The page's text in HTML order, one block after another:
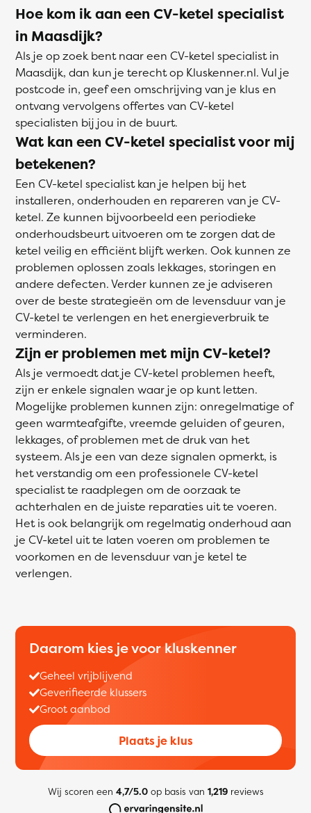
Hoe kom ik aan een CV-ketel specialist
in Maasdijk?
Als je op zoek bent naar een CV-ketel specialist in
Maasdijk, dan kun je terecht op Kluskenner.nl. Vul je
postcode in, geef een omschrijving van je klus en
ontvang vervolgens offertes van CV-ketel
specialisten bij jou in de buurt.
Wat kan een CV-ketel specialist voor mij
betekenen?
Een CV-ketel specialist kan je helpen bij het
installeren, onderhouden en repareren van je CV-
ketel. Ze kunnen bijvoorbeeld een periodieke
onderhoudsbeurt uitvoeren om te zorgen dat de
ketel veilig en efficiënt blijft werken. Ook kunnen ze
problemen oplossen zoals lekkages, storingen en
andere defecten. Verder kunnen ze je adviseren
over de beste strategieën om de levensduur van je
CV-ketel te verlengen en het energieverbruik te
verminderen.
Zijn er problemen met mijn CV-ketel?
Als je vermoedt dat je CV-ketel problemen heeft,
zijn er enkele signalen waar je op kunt letten.
Mogelijke problemen kunnen zijn: onregelmatige of
geen warmteafgifte, vreemde geluiden of geuren,
lekkages, of problemen met de druk van het
systeem. Als je een van deze signalen opmerkt, is
het verstandig om een professionele CV-ketel
specialist te raadplegen om de oorzaak te
achterhalen en de juiste reparaties uit te voeren.
Het is ook belangrijk om regelmatig onderhoud aan
je CV-ketel uit te laten voeren om problemen te
voorkomen en de levensduur van je ketel te
verlengen.
Daarom kies je voor kluskenner
Geheel vrijblijvend
Geverifieerde klussers
Groot aanbod
Plaats je klus
Wij scoren een 4,7/5.0op basis van 1,219reviews